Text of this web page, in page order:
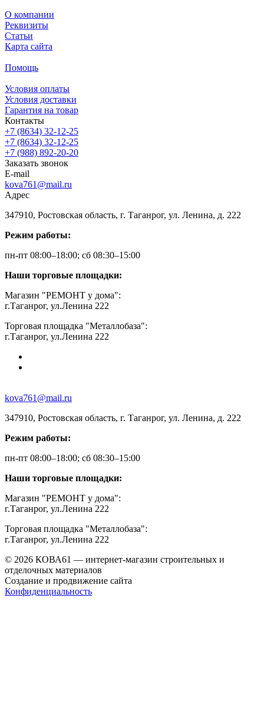
О компании
Реквизиты
Статьи
Карта сайта
Помощь
Условия оплаты
Условия доставки
Гарантия на товар
Контакты
+7 (8634) 32-12-25
+7 (8634) 32-12-25
+7 (988) 892-20-20
Заказать звонок
E-mail
kova761@mail.ru
Адрес
347910, Ростовская область, г. Таганрог, ул. Ленина, д. 222
Режим работы:
пн-пт 08:00–18:00; сб 08:30–15:00
Наши торговые площадки:
Магазин "РЕМОНТ у дома":
г.Таганрог, ул.Ленина 222
Торговая площадка "Металлобаза":
г.Таганрог, ул.Ленина 222
kova761@mail.ru
347910, Ростовская область, г. Таганрог, ул. Ленина, д. 222
Режим работы:
пн-пт 08:00–18:00; сб 08:30–15:00
Наши торговые площадки:
Магазин "РЕМОНТ у дома":
г.Таганрог, ул.Ленина 222
Торговая площадка "Металлобаза":
г.Таганрог, ул.Ленина 222
© 2026 КОВА61 — интернет-магазин строительных и
отделочных материалов
Создание и продвижение сайта
Конфиденциальность